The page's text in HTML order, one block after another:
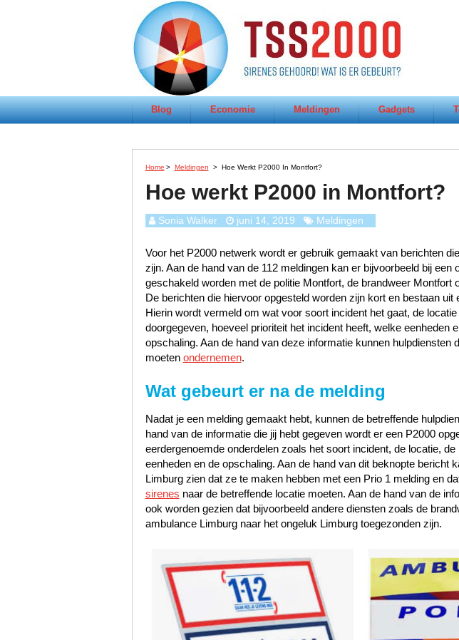
Blog Economie Meldingen Gadgets
Home > Meldingen > Hoe Werkt P2000 In Montfort?
Hoe werkt P2000 in Montfort?
Sonia Walker juni 14, 2019 Meldingen
Voor het P2000 netwerk wordt er gebruik gemaakt van berichten
zijn. Aan de hand van de 112 meldingen kan er bijvoorbeeld bij een
geschakeld worden met de politie Montfort, de brandweer Montfort
De berichten die hiervoor opgesteld worden zijn kort en bestaan uit
Hierin wordt vermeld om wat voor soort incident het gaat, de
doorgegeven, hoeveel prioriteit het incident heeft, welke eenheden
opschaling. Aan de hand van deze informatie kunnen hulpdiensten
moeten ondernemen.
Wat gebeurt er na de melding
Nadat je een melding gemaakt hebt, kunnen de betreffende
hand van de informatie die jij hebt gegeven wordt er een P2000
eerdergenoemde onderdelen zoals het soort incident, de locatie,
eenheden en de opschaling. Aan de hand van dit beknopte bericht
Limburg zien dat ze te maken hebben met een Prio 1 melding en
sirenes naar de betreffende locatie moeten. Aan de hand van de
ook worden gezien dat bijvoorbeeld andere diensten zoals de
ambulance Limburg naar het ongeluk Limburg toegezonden zijn.